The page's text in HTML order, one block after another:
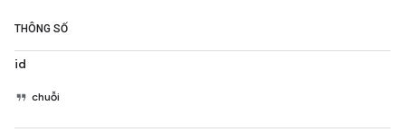
THÔNG SỐ
id
chuỗi